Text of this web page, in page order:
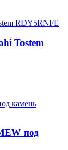
Tostem
под